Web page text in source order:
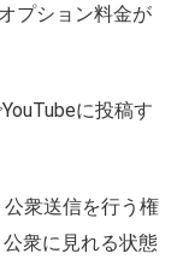
プション料金が
に投稿す
衆送信を行う権
衆に見れる状態